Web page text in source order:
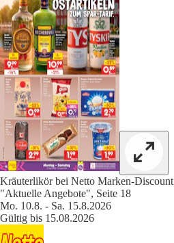
Kräuterlikör bei Netto Marken-Discount
"Aktuelle Angebote", Seite 18
Mo. 10.8. - Sa. 15.8.2026
Gültig bis 15.08.2026